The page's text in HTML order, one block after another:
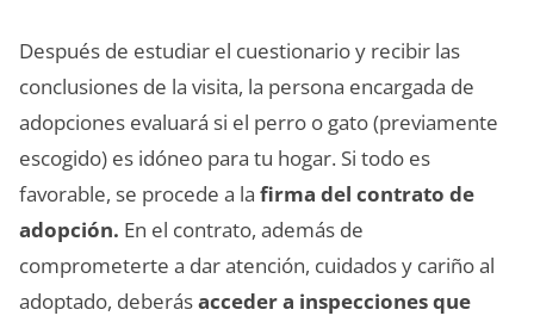
Después de estudiar el cuestionario y recibir las
conclusiones de la visita, la persona encargada de
adopciones evaluará si el perro o gato (previamente
escogido) es idóneo para tu hogar. Si todo es
favorable, se procede a la firma del contrato de
adopción. En el contrato, además de
comprometerte a dar atención, cuidados y cariño al
adoptado, deberásacceder a inspecciones que